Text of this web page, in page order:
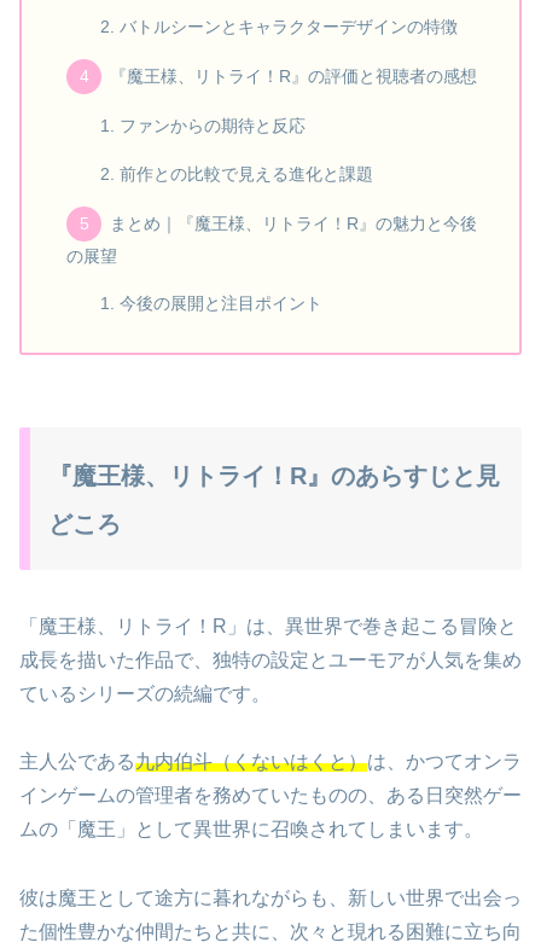
バトルシーンとキャラクターデザインの特徴
『魔王様、リトライ！R』の評価と視聴者の感想
ファンからの期待と反応
前作との比較で見える進化と課題
まとめ｜『魔王様、リトライ！R』の魅力と今後
の展望
今後の展開と注目ポイント
『魔王様、リトライ！R』のあらすじと見
どころ
「魔王様、リトライ！R」は、異世界で巻き起こる冒険と
成長を描いた作品で、独特の設定とユーモアが人気を集め
ているシリーズの続編です。
主人公である九内伯斗（くないはくと）は、かつてオンラ
インゲームの管理者を務めていたものの、ある日突然ゲー
ムの「魔王」として異世界に召喚されてしまいます。
彼は魔王として途方に暮れながらも、新しい世界で出会っ
た個性豊かな仲間たちと共に、次々と現れる困難に立ち向